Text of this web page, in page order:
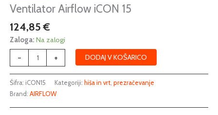
Ventilator Airflow iCON 15
124,85€
Zaloga: Na zalogi
-
15
+ DODAJ V KOŠARICO
Šifra: iCON15 Kategoriji: hiša in vrt, prezračevanje
Brand: AIRFLOW